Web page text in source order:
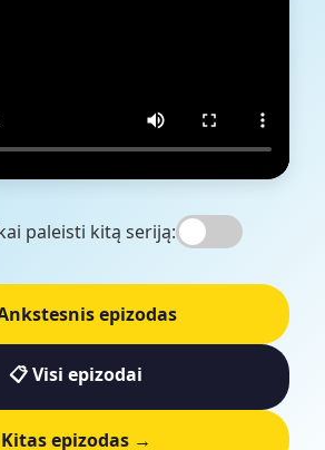
paleisti kitą seriją:
epizodas
📋 Visi epizodai
Kitas epizodas →